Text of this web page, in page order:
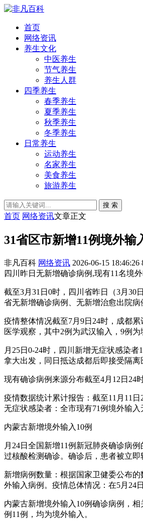
首页
网络资讯
养生文化
中医养生
节气养生
养生人群
四季养生
春季养生
夏季养生
秋季养生
冬季养生
日常养生
运动养生
名家养生
美食养生
旅游养生
搜 索
首页 网络资讯文章正文
31省区市新增11例境外输
非凡百科 网络资讯 2026-06-15 18:46:26
四川昨日无新增确诊病例,现有11名境
截至3月31日0时，四川省昨日（3月30
省无新增确诊病例、无新增治愈出院病
疫情整体情况截至7月9日24时，成都
医学观察，其中2例为武汉输入，9例
月25日0-24时，四川新增无症状感染
拿大出发，同日抵达成都后即接受隔
现有确诊病例来源分布截至4月12日24
疫情数据统计累计报告：截至11月11
无症状感染者：全市现有71例境外输
内蒙古新增境外输入10例
月24日全国新增11例新冠肺炎确诊病
过核酸检测确诊。确诊后，患者被立
新增病例数量：根据国家卫健委公布
外输入病例。疫情总体情况：在5月24
内蒙古新增境外输入10例确诊病例，
例11例，均为境外输入。